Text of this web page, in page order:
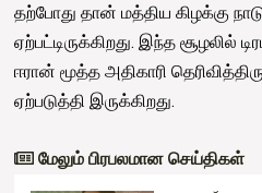
தற்போது தான் மத்திய கிழக்கு
ஏற்பட்டிருக்கிறது. இந்த
ஈரான் மூத்த அதிகாரி
ஏற்படுத்தி இருக்கிறது.
மேலும் பிரபலமான செய்திகள்